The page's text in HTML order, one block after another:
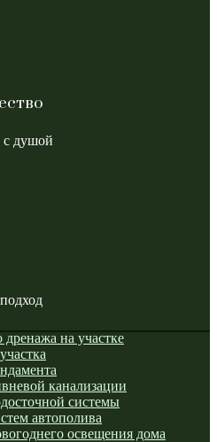
с душой
дренажа на участке
канализации
системы
автополива
освещения дома